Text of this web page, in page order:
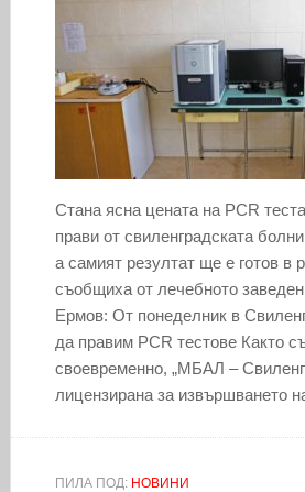
Стана ясна цената на PCR
прави от свиленградската
а самият резултат ще е готов в
съобщиха от лечебното
Ермов: От понеделник в
да правим PСR тестове Както
своевременно, „МБАЛ –
лицензирана за извършването
ПИЛА ПОД: НОВИНИ